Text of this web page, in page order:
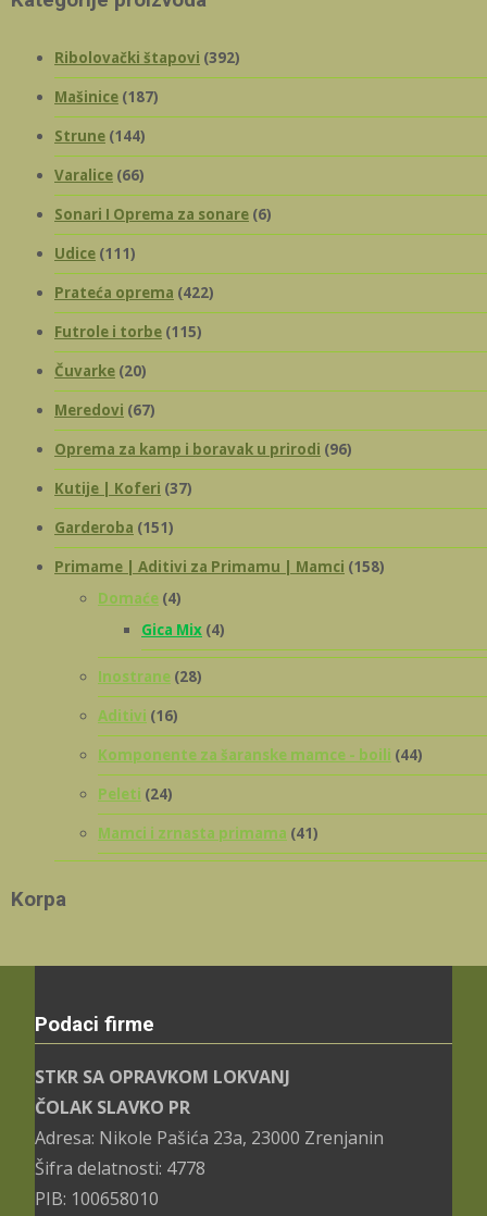
Ribolovački štapovi (392)
Mašinice (187)
Strune (144)
Varalice (66)
Sonari I Oprema za sonare (6)
Udice (111)
Prateća oprema (422)
Futrole i torbe (115)
Čuvarke (20)
Meredovi (67)
Oprema za kamp i boravak u prirodi (96)
Kutije | Koferi (37)
Garderoba (151)
Primame | Aditivi za Primamu | Mamci (158)
Domaće (4)
Gica Mix (4)
Inostrane (28)
Aditivi (16)
Komponente za šaranske mamce - boili (44)
Peleti (24)
Mamci i zrnasta primama (41)
Korpa
Podaci firme
STKR SA OPRAVKOM LOKVANJ
ČOLAK SLAVKO PR
Adresa: Nikole Pašića 23a, 23000 Zrenjanin
Šifra delatnosti: 4778
PIB: 100658010